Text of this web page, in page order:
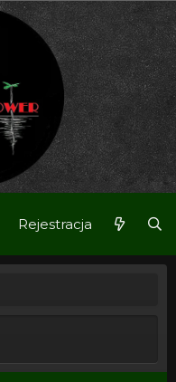
Rejestracja